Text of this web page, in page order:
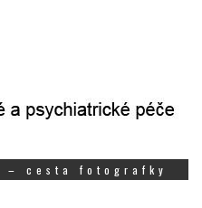
– cesta fotografky